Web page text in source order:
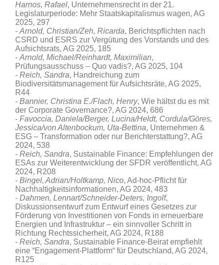
Harnos, Rafael, Unternehmensrecht in der 21.
Legislaturperiode: Mehr Staatskapitalismus wagen, AG
2025, 297
Arnold, Christian/Zeh, Ricarda, Berichtspflichten nach
CSRD und ESRS zur Vergütung des Vorstands und des
Aufsichtsrats, AG 2025, 185
Arnold, Michael/Reinhardt,Maximilian,
Prüfungsausschuss – Quo vadis?, AG 2025, 104
Reich, Sandra, Handreichung zum
Biodiversitätsmanagement für Aufsichtsräte, AG 2025,
R44
Bannier, Christina E./Flach, Henry, Wie hältst du es mit
der Corporate Governance?, AG 2024, 686
Favoccia, Daniela/Berger, Lucina/Heldt, Cordula/Göres,
Jessica/von Altenbockum, Uta-Bettina, Unternehmen &
ESG – Transformation oder nur Berichterstattung?, AG
2024, 538
Reich, Sandra, Sustainable Finance: Empfehlungen der
ESAs zur Weiterentwicklung der SFDR veröffentlicht, AG
2024, R208
Bingel, Adrian/Holtkamp, Nico, Ad-hoc-Pflicht für
Nachhaltigkeitsinformationen, AG 2024, 483
Dahmen, Lennart/Schneider-Deters, Ingolf,
Diskussionsentwurf zum Entwurf eines Gesetzes zur
Förderung von Investitionen von Fonds in erneuerbare
Energien und Infrastruktur – ein sinnvoller Schritt in
Richtung Rechtssicherheit, AG 2024, R188
Reich, Sandra, Sustainable Finance-Beirat empfiehlt
eine “Engagement-Plattform“ für Deutschland, AG 2024,
R125